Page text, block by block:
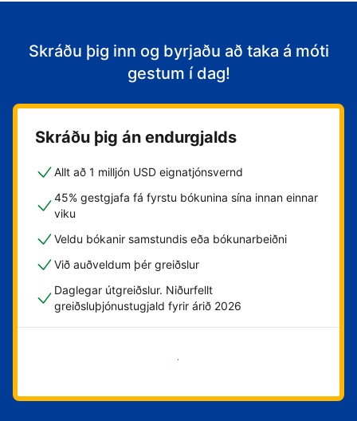
Skráðu þig inn og byrjaðu að taka á móti
gestum í dag!
Skráðu þig án endurgjalds
Allt að 1 milljón USD eignatjónsvernd
45% gestgjafa fá fyrstu bókunina sína innan einnar
viku
Veldu bókanir samstundis eða bókunarbeiðni
Við auðveldum þér greiðslur
Daglegar útgreiðslur. Niðurfellt
greiðsluþjónustugjald fyrir árið 2026
Byrja núna